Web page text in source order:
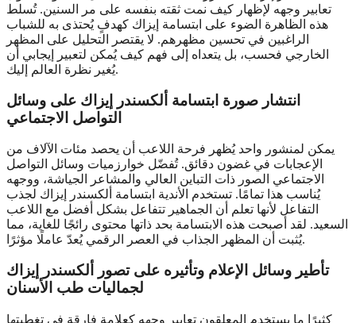
تعابير وجهه لإظهار كيف نمت ثقته بنفسه على مر السنين. تُسلط
هذه الظاهرة الضوء على ابتسامة إيزاك كهدفٍ يُحتذى به للشباب
الراغبين في تحسين مظهرهم. لا يقتصر التحليل على المظهر
الخارجي فحسب، بل يتعداه إلى فهم كيف يُمكن لتعبير إيجابي أن
يُغير نظرة العالم إليك.
انتشار صورة ابتسامة ألكسندر إيزاك على وسائل
التواصل الاجتماعي
يمكن لمنشور واحد يُظهر فرحة اللاعب أن يحصد مئات الآلاف من
الإعجابات في غضون دقائق. تُفضّل خوارزميات وسائل التواصل
الاجتماعي الصور ذات التباين العالي والمشاعر الجياشة، ووجهه
يُناسب هذا تمامًا. تستخدم الأندية ابتسامة ألكسندر إيزاك لجذب
التفاعل لأنها تعلم أن الجماهير تتفاعل بشكل أفضل مع اللاعب
السعيد. لقد أصبحت هذه الابتسامة بحد ذاتها محتوى رائجًا للغاية، مما
يُثبت أن المظهر الجذاب في العصر الرقمي يُعدّ عاملًا مؤثرًا.
تأطير وسائل الإعلام وتأثيره على تصور ألكسندر إيزاك
لجماليات طب الأسنان
كثيرًا ما يستخدم المعلقون تعابير وجهه كعلامة فارقة في تغطيتها